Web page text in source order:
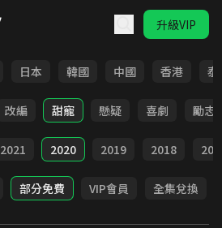
升級VIP
日本 韓國 中國 香港 泰
改編 甜寵 懸疑 喜劇 勵志
2021 2020 2019 2018
部分免費 VIP會員 全集兌換